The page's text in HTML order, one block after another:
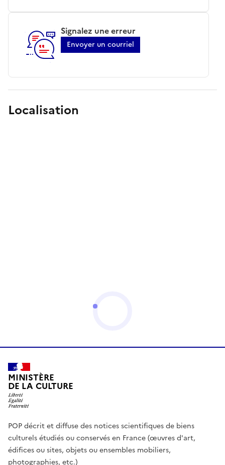
Signalez une erreur
Envoyer un courriel
Localisation
MINISTÈRE
DE LA CULTURE
POP décrit et diffuse des notices scientifiques de biens
culturels étudiés ou conservés en France (œuvres d'art,
édifices ou sites, objets ou ensembles mobiliers,
photographies, etc.)